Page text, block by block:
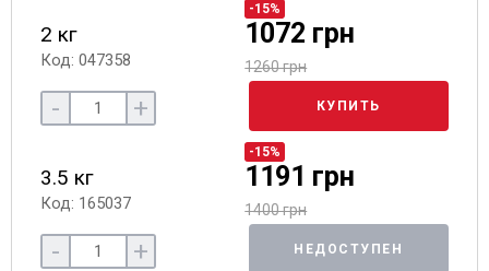
2 кг
Код: 047358
-15%
1072 грн
1260 грн
- + КУПИТЬ
3.5 кг
Код: 165037
-15%
1191 грн
1400 грн
- + НЕДОСТУПЕН